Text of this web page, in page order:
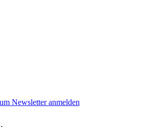
Newsletter anmelden